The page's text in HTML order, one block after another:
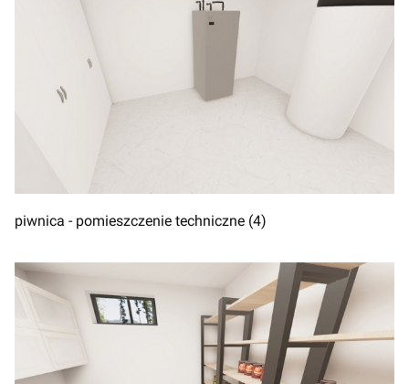
piwnica - pomieszczenie techniczne (4)